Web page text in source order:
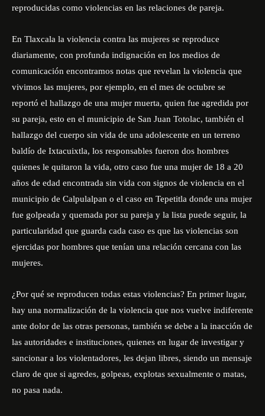
reproducidas como violencias en las relaciones de pareja.
En Tlaxcala la violencia contra las mujeres se reproduce
diariamente, con profunda indignación en los medios de
comunicación encontramos notas que revelan la violencia que
vivimos las mujeres, por ejemplo, en el mes de octubre se
reportó el hallazgo de una mujer muerta, quien fue agredida por
su pareja, esto en el municipio de San Juan Totolac, también el
hallazgo del cuerpo sin vida de una adolescente en un terreno
baldío de Ixtacuixtla, los responsables fueron dos hombres
quienes le quitaron la vida, otro caso fue una mujer de 18 a 20
años de edad encontrada sin vida con signos de violencia en el
municipio de Calpulalpan o el caso en Tepetitla donde una mujer
fue golpeada y quemada por su pareja y la lista puede seguir, la
particularidad que guarda cada caso es que las violencias son
ejercidas por hombres que tenían una relación cercana con las
mujeres.
¿Por qué se reproducen todas estas violencias? En primer lugar,
hay una normalización de la violencia que nos vuelve indiferente
ante dolor de las otras personas, también se debe a la inacción de
las autoridades e instituciones, quienes en lugar de investigar y
sancionar a los violentadores, les dejan libres, siendo un mensaje
claro de que si agredes, golpeas, explotas sexualmente o matas,
no pasa nada.